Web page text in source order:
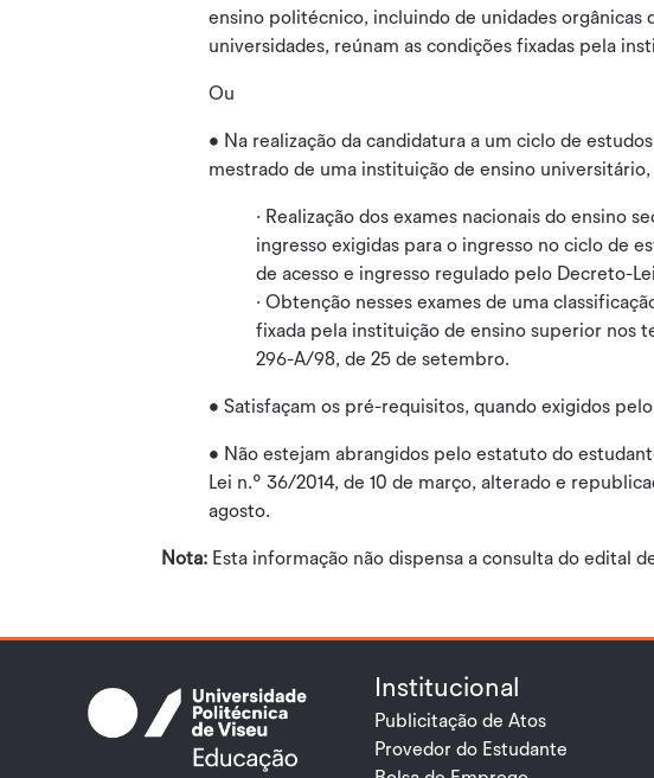
ensino politécnico, incluindo de unidades orgânicas
universidades, reúnam as condições fixadas pela
Ou
• Na realização da candidatura a um ciclo de
mestrado de uma instituição de ensino
· Realização dos exames nacionais do ensino
ingresso exigidas para o ingresso no ciclo de
de acesso e ingresso regulado pelo Decreto-
· Obtenção nesses exames de uma
fixada pela instituição de ensino superior nos
296-A/98, de 25 de setembro.
• Satisfaçam os pré-requisitos, quando exigidos
• Não estejam abrangidos pelo estatuto do
Lei n.º 36/2014, de 10 de março, alterado e
agosto.
Nota: Esta informação não dispensa a consulta do edital
Institucional
Publicitação de Atos
Provedor do Estudante